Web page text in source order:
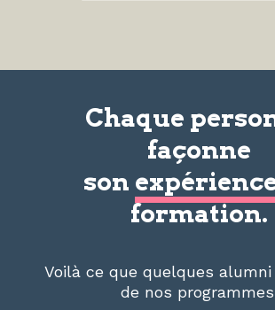
Chaque
façonne
son
formation.
Voilà ce que quelques
de nos